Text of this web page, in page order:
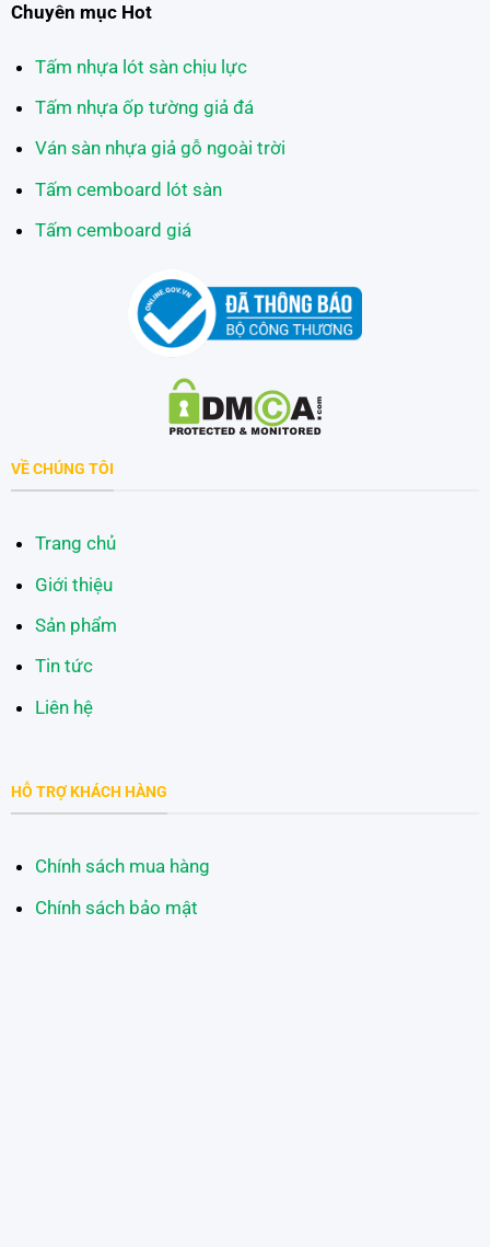
Chuyên mục Hot
Tấm nhựa lót sàn chịu lực
Tấm nhựa ốp tường giả đá
Ván sàn nhựa giả gỗ ngoài trời
Tấm cemboard lót sàn
Tấm cemboard giá
VỀ CHÚNG TÔI
Trang chủ
Giới thiệu
Sản phẩm
Tin tức
Liên hệ
HỖ TRỢ KHÁCH HÀNG
Chính sách mua hàng
Chính sách bảo mật